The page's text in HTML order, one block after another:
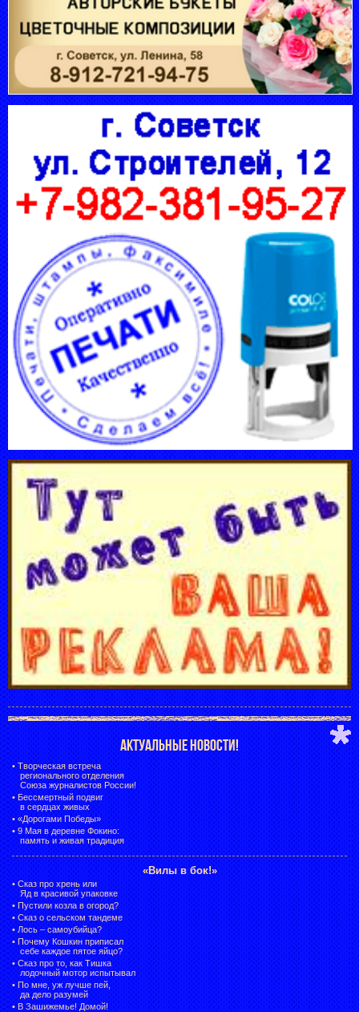
АКТУАЛЬНЫЕ НОВОСТИ!
• Творческая встреча
регионального отделения
Союза журналистов России!
• Бессмертный подвиг
в сердцах живых
• «Дорогами Победы»
• 9 Мая в деревне Фокино:
память и живая традиция
«Вилы в бок!»
• Сказ про хрень или
Яд в красивой упаковке
• Пустили козла в огород?
• Сказ о сельском тандеме
• Лось – самоубийца?
• Почему Кошкин приписал
себе каждое пятое яйцо?
• Сказ про то, как Тишка
лодочный мотор испытывал
• По мне, уж лучше пей,
да дело разумей
• В Зашижемье! Домой!